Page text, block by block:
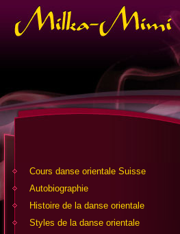
Cours danse orientale Suisse
Аutobiographie
Histoire de la danse orientale
Styles de la danse orientale